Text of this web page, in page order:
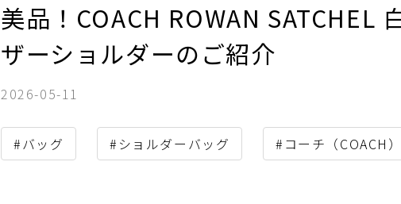
美品！COACH ROWAN
ザーショルダーのご紹介
2026-05-11
#バッグ #ショルダーバッグ #コーチ（COACH）